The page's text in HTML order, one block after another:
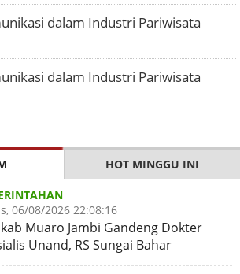
dalam Industri Pariwisata
dalam Industri Pariwisata
HOT MINGGU INI
06/08/2026 22:08:16
Muaro Jambi Gandeng Dokter
Unand, RS Sungai Bahar
Naik Kelas